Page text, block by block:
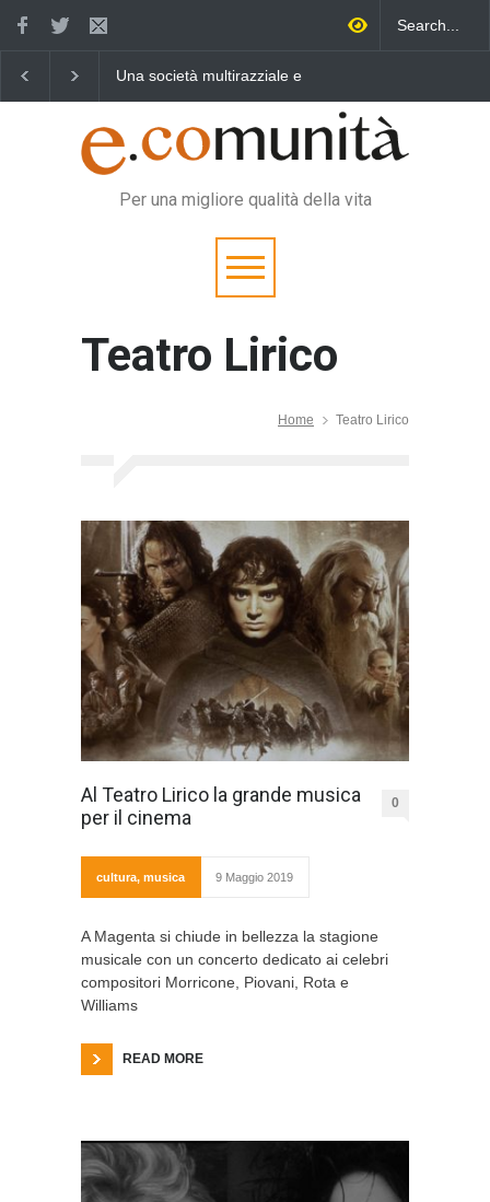
Una società multirazziale e
Per una migliore qualità della vita
Teatro Lirico
Home Teatro Lirico
Al Teatro Lirico la grande musica
per il cinema
0
cultura, musica 9 Maggio 2019
A Magenta si chiude in bellezza la stagione
musicale con un concerto dedicato ai celebri
compositori Morricone, Piovani, Rota e
Williams
READ MORE